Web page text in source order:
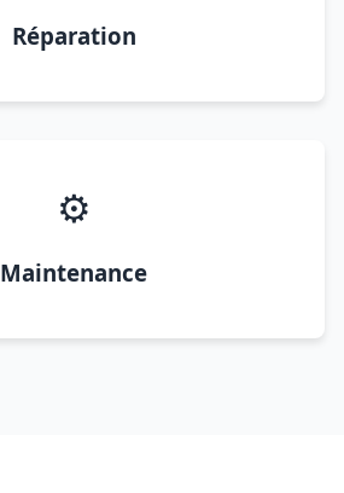
Réparation
⚙️
Maintenance